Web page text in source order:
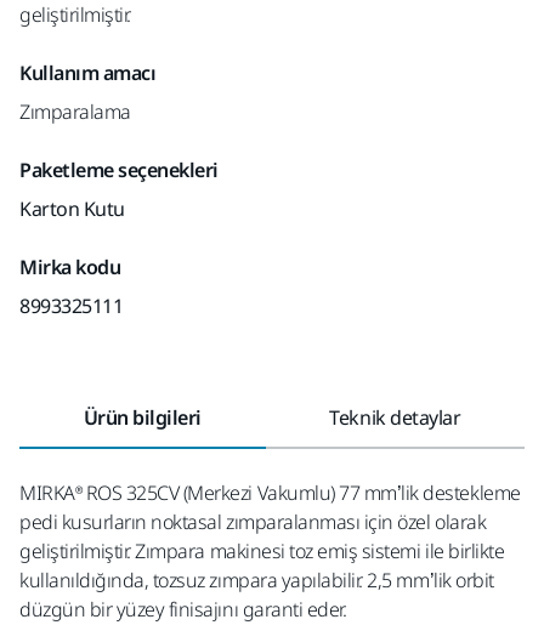
geliştirilmiştir.
Kullanım amacı
Zımparalama
Paketleme seçenekleri
Karton Kutu
Mirka kodu
8993325111
Ürün bilgileri Teknik detaylar
MIRKA® ROS 325CV (Merkezi Vakumlu) 77 mm’lik destekleme
pedi kusurların noktasal zımparalanması için özel olarak
geliştirilmiştir. Zımpara makinesi toz emiş sistemi ile birlikte
kullanıldığında, tozsuz zımpara yapılabilir. 2,5 mm’lik orbit
düzgün bir yüzey finisajını garanti eder.